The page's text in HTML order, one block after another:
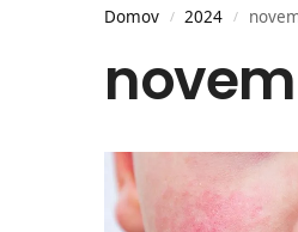
Domov / 2024 /